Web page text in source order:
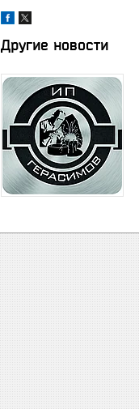
Другие новости